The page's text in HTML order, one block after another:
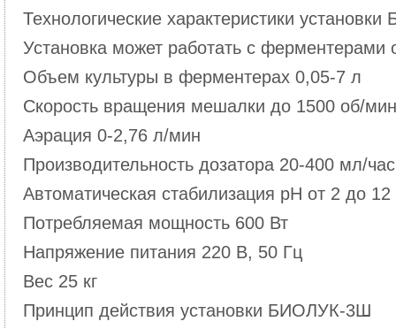
Технологические характеристики
Установка может работать с
Объем культуры в ферментерах 0,05-7 л
Скорость вращения мешалки до 1500 об/мин
Аэрация 0-2,76 л/мин
Производительность дозатора 20-400 мл/час
Автоматическая стабилизация рН от 2 до 12
Потребляемая мощность 600 Вт
Напряжение питания 220 В, 50 Гц
Вес 25 кг
Принцип действия установки БИОЛУК-3Ш